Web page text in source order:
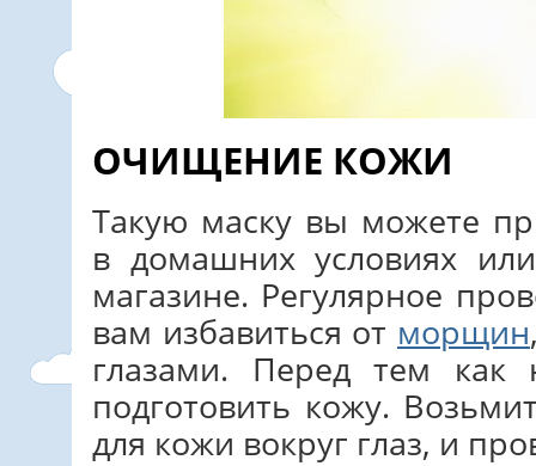
ОЧИЩЕНИЕ КОЖИ
Такую маску вы можете
в домашних условиях
магазине. Регулярное
вам избавиться от морщин
глазами. Перед тем как
подготовить кожу.
для кожи вокруг глаз, и